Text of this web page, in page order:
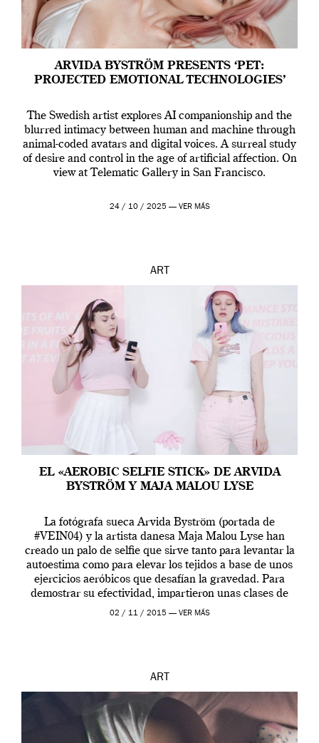
ARVIDA BYSTRÖM PRESENTS ‘PET:
PROJECTED EMOTIONAL TECHNOLOGIES’
The Swedish artist explores AI companionship and the
blurred intimacy between human and machine through
animal-coded avatars and digital voices. A surreal study
of desire and control in the age of artificial affection. On
view at Telematic Gallery in San Francisco.
24 / 10 / 2025 — VER MÁS
ART
EL «AEROBIC SELFIE STICK» DE ARVIDA
BYSTRÖM Y MAJA MALOU LYSE
La fotógrafa sueca Arvida Byström (portada de
#VEIN04) y la artista danesa Maja Malou Lyse han
creado un palo de selfie que sirve tanto para levantar la
autoestima como para elevar los tejidos a base de unos
ejercicios aeróbicos que desafían la gravedad. Para
demostrar su efectividad, impartieron unas clases de
prueba en el Tate […]
02 / 11 / 2015 — VER MÁS
ART